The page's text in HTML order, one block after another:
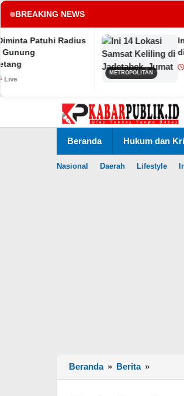
BREAKING NEWS
Radius
METROPOLITAN
Ini 14
di
7 Agu Live
konten
Beranda Hukum dan
Nasional Daerah Lifestyle
Beranda » Berita »
Serman